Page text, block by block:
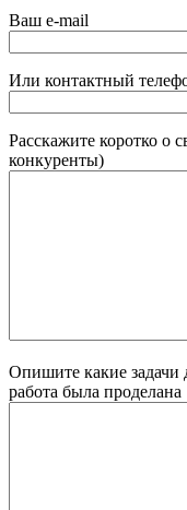
Ваш e-mail
Или контактный
Расскажите коротко о
конкуренты)
Опишите какие задачи
работа была проделана